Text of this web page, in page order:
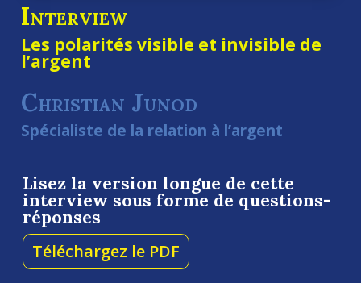
Interview
Les polarités visible et invisible de
l’argent
Christian Junod
Spécialiste de la relation à l’argent
Lisez la version longue de cette
interview sous forme de questions-
réponses
Téléchargez le PDF